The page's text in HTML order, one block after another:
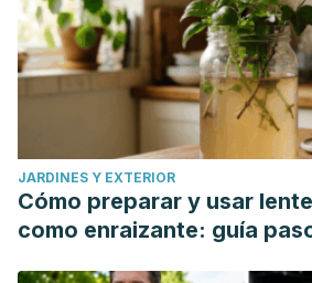
JARDINES Y EXTERIOR
Cómo preparar y usar
como enraizante: guía